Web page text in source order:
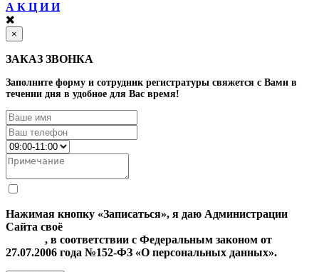
А К Ц И И
×
ЗАКАЗ ЗВОНКА
Заполните форму и сотрудник регистратуры свяжется с Вами в
течении дня в удобное для Вас время!
Нажимая кнопку «Записаться», я даю Администрации
Сайта своё
, в соответствии с Федеральным законом от
27.07.2006 года №152-ФЗ «О персональных данных».